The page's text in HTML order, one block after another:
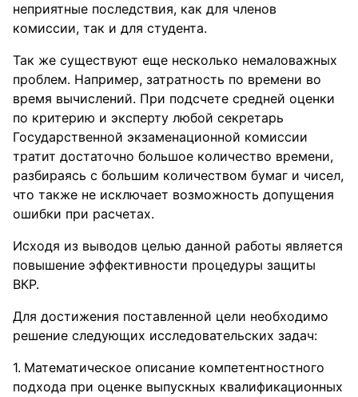
неприятные последствия, как для членов
комиссии, так и для студента.
Так же существуют еще несколько немаловажных
проблем. Например, затратность по времени во
время вычислений. При подсчете средней оценки
по критерию и эксперту любой секретарь
Государственной экзаменационной комиссии
тратит достаточно большое количество времени,
разбираясь с большим количеством бумаг и чисел,
что также не исключает возможность допущения
ошибки при расчетах.
Исходя из выводов целью данной работы является
повышение эффективности процедуры защиты
ВКР.
Для достижения поставленной цели необходимо
решение следующих исследовательских задач:
Математическое описание компетентностного
подхода при оценке выпускных квалификационных